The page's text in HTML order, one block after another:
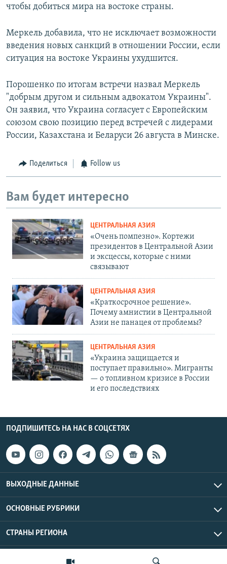
чтобы добиться мира на востоке страны.
Меркель добавила, что не исключает возможности
введения новых санкций в отношении России, если
ситуация на востоке Украины ухудшится.
Порошенко по итогам встречи назвал Меркель
"добрым другом и сильным адвокатом Украины".
Он заявил, что Украина согласует с Европейским
союзом свою позицию перед встречей с лидерами
России, Казахстана и Беларуси 26 августа в Минске.
Поделиться Follow us
Вам будет интересно
ЦЕНТРАЛЬНАЯ АЗИЯ
«Очень помпезно». Кортежи
президентов в Центральной Азии
и эксцессы, которые с ними
связывают
ЦЕНТРАЛЬНАЯ АЗИЯ
«Краткосрочное решение».
Почему амнистии в Центральной
Азии не панацея от проблемы?
ЦЕНТРАЛЬНАЯ АЗИЯ
«Украина защищается и
поступает правильно». Мигранты
— о топливном кризисе в России
и его последствиях
ПОДПИШИТЕСЬ НА НАС В СОЦСЕТЯХ
ВЫХОДНЫЕ ДАННЫЕ
ОСНОВНЫЕ РУБРИКИ
СТРАНЫ РЕГИОНА
Азаттык Азия © 2026 RFE/RL, Inc. | Все права защищены.